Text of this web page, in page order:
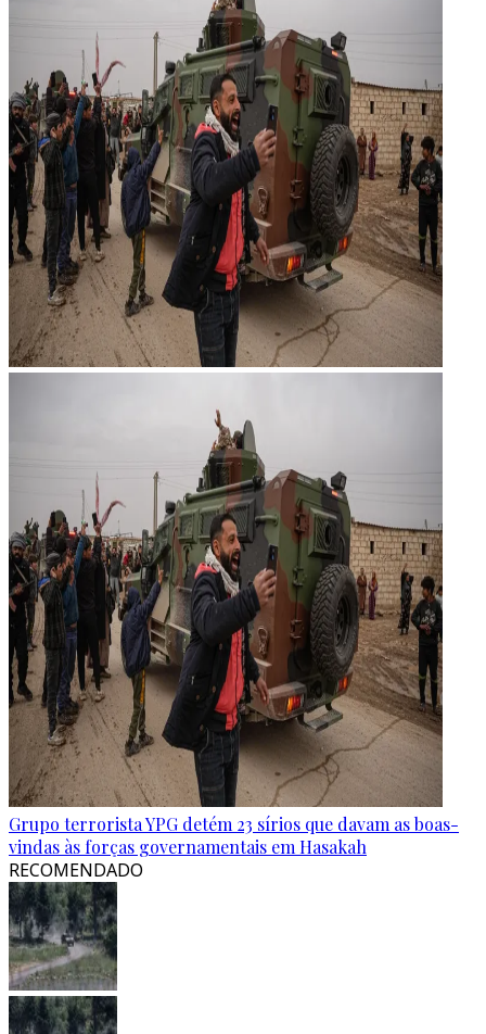
Grupo terrorista YPG detém 23 sírios que davam as boas-
vindas às forças governamentais em Hasakah
RECOMENDADO